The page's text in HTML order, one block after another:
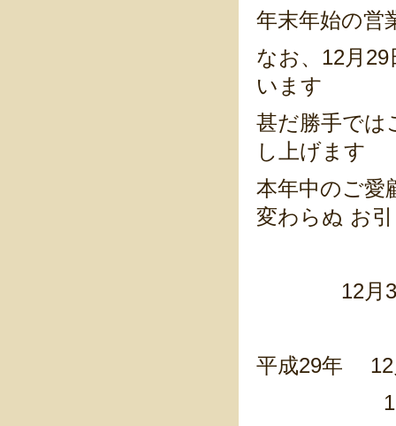
年末年始の営
なお、12月
います
甚だ勝手では
し上げます
本年中のご愛
変わらぬ お
12月30日
平成29年
12月